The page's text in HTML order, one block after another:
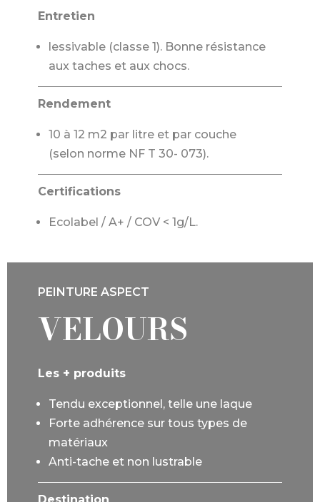
Entretien
lessivable (classe 1). Bonne résistance
aux taches et aux chocs.
Rendement
10 à 12 m2 par litre et par couche
(selon norme NF T 30- 073).
Certifications
Ecolabel / A+ / COV < 1g/L.
PEINTURE ASPECT
VELOURS
Les + produits
Tendu exceptionnel, telle une laque
Forte adhérence sur tous types de
matériaux
Anti-tache et non lustrable